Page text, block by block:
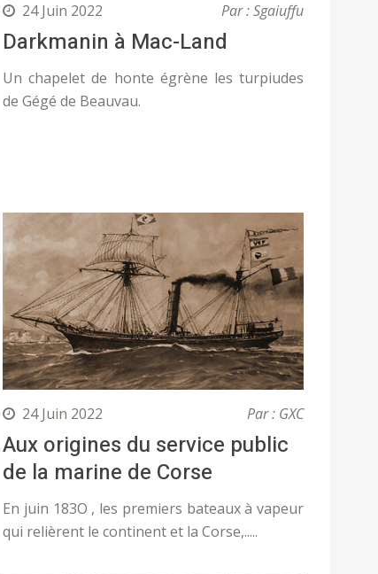
24 Juin 2022 Par : Sgaiuffu
Darkmanin à Mac-Land
Un chapelet de honte égrène les turpiudes
de Gégé de Beauvau.
24 Juin 2022 Par : GXC
Aux origines du service public
de la marine de Corse
En juin 183O , les premiers bateaux à vapeur
qui relièrent le continent et la Corse,.....